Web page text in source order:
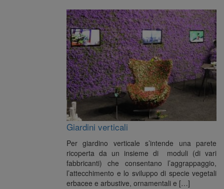
Giardini verticali
Per giardino verticale s’intende una parete
ricoperta da un insieme di moduli (di vari
fabbricanti) che consentano l’aggrappaggio,
l’attecchimento e lo sviluppo di specie vegetali
erbacee e arbustive, ornamentali e […]